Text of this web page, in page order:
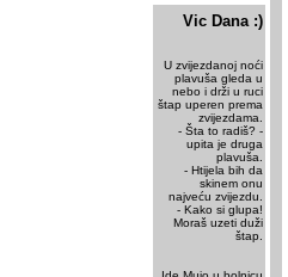
Vic Dana :)
U zvijezdanoj noći
plavuša gleda u
nebo i drži u ruci
štap uperen prema
zvijezdama.
- Šta to radiš? -
upita je druga
plavuša.
- Htijela bih da
skinem onu
najveću zvijezdu.
- Kako si glupa!
Moraš uzeti duži
štap.